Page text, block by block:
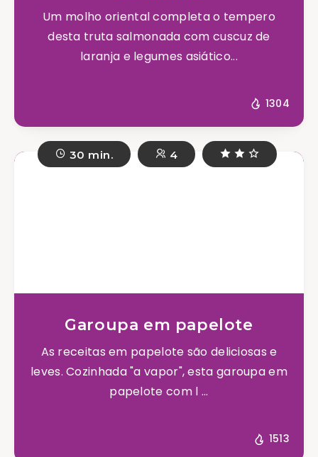
Um molho oriental completa o tempero
desta truta salmonada com cuscuz de
laranja e legumes asiático...
1304
30 min. 4
Garoupa em papelote
As receitas em papelote são deliciosas e
leves. Cozinhada "a vapor", esta garoupa em
papelote com l ...
1513